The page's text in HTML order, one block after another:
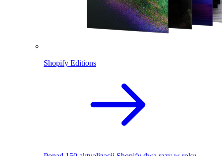
Shopify Editions